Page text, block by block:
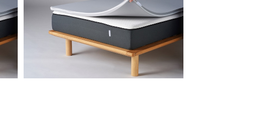
ミネルヴァマットレスプラス ダブル
¥35,800